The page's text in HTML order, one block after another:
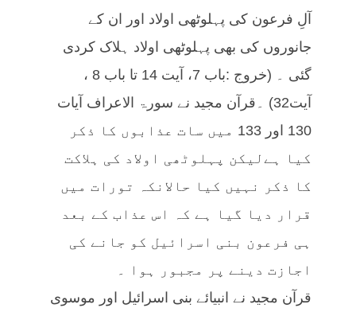
آلِ فرعون کی پہلوٹھی اولاد اور ان کے
جانوروں کی بھی پہلوٹھی اولاد ہلاک کردی
گئی ۔ (خروج :باب 7، آیت 14 تا باب 8 ،
آیت32) ۔قرآن مجید نے سورۃ الاعراف آیات
130 اور 133 میں سات عذابوں کا ذکر
کیا ہےلیکن پہلوٹھی اولاد کی ہلاکت
کا ذکر نہیں کیا حالانکہ تورات میں
قرار دیا گیا ہے کہ اس عذاب کے بعد
ہی فرعون بنی اسرائیل کو جانے کی
اجازت دینے پر مجبور ہوا ۔
قرآن مجید نے انبیائے بنی اسرائیل اور موسوی